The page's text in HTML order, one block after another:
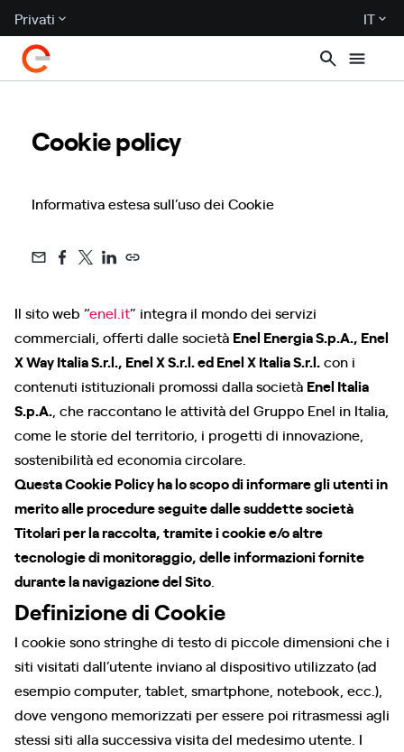
Privati IT
Cookie policy
Informativa estesa sull’uso dei Cookie
Il sito web “enel.it” integra il mondo dei servizi
commerciali, offerti dalle società Enel Energia S.p.A., Enel
X Way Italia S.r.l., Enel X S.r.l. ed Enel X Italia S.r.l.con i
contenuti istituzionali promossi dalla società Enel Italia
S.p.A. , che raccontano le attività del Gruppo Enel in Italia,
come le storie del territorio, i progetti di innovazione,
sostenibilità ed economia circolare.
Questa Cookie Policy ha lo scopo di informare gli utenti in
merito alle procedure seguite dalle suddette società
Titolari per la raccolta, tramite i cookie e/o altre
tecnologie di monitoraggio, delle informazioni fornite
durante la navigazione del Sito
Definizione di Cookie
I cookie sono stringhe di testo di piccole dimensioni che i
siti visitati dall’utente inviano al dispositivo utilizzato (ad
esempio computer, tablet, smartphone, notebook, ecc.),
dove vengono memorizzati per essere poi ritrasmessi agli
stessi siti alla successiva visita del medesimo utente. I